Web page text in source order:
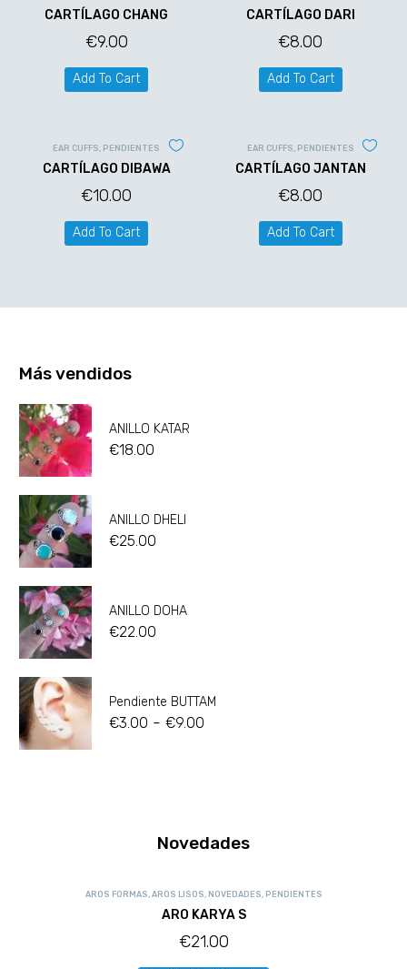
CARTÍLAGO CHANG
€9.00
Add To Cart
CARTÍLAGO DARI
€8.00
Add To Cart
EAR CUFFS PENDIENTES
CARTÍLAGO DIBAWA
€10.00
Add To Cart
EAR CUFFS PENDIENTES
CARTÍLAGO JANTAN
€8.00
Add To Cart
Más vendidos
ANILLO KATAR
€18.00
ANILLO DHELI
€25.00
ANILLO DOHA
€22.00
Pendiente BUTTAM
€3.00 - €9.00
Novedades
AROS FORMAS AROS LISOS NOVEDADES PENDIENTES
ARO KARYA S
€21.00